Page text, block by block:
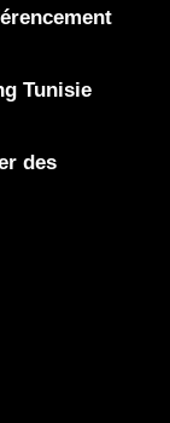
Tunisie
des